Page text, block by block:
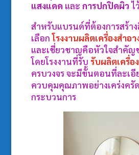
แสงแดด และ การปกปิดผิวไ
สำหรับแบรนด์ที่ต้องการสร้า
เลือกโรงงานผลิตเครื่องสำอา
และเชี่ยวชาญคือหัวใจสำคัญ
โดยโรงงานที่รับ รับผลิตเครื่อ
ครบวงจร จะมีขั้นตอนที่ละเอี
ควบคุมคุณภาพอย่างเคร่งครั
กระบวนการ